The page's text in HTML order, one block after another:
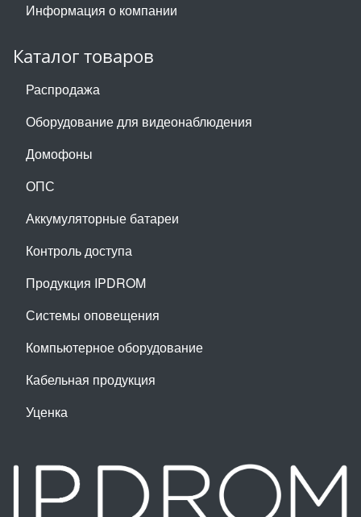
Информация о компании
Каталог товаров
Распродажа
Оборудование для видеонаблюдения
Домофоны
ОПС
Аккумуляторные батареи
Контроль доступа
Продукция IPDROM
Системы оповещения
Компьютерное оборудование
Кабельная продукция
Уценка